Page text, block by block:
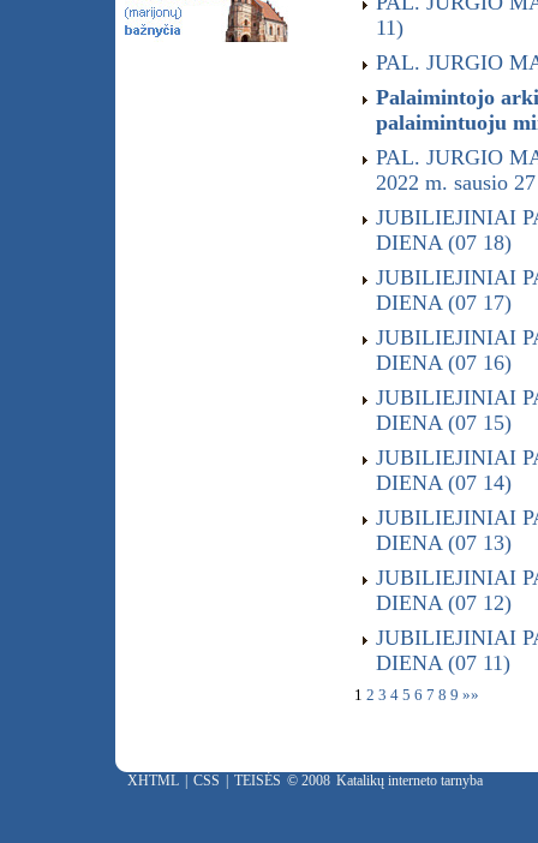
11)
PAL. JURGIO
Palaimintojo
palaimintuoju
PAL. JURGIO
2022 m. sausio
JUBILIEJINIAI
DIENA (07 18)
JUBILIEJINIAI
DIENA (07 17)
JUBILIEJINIAI
DIENA (07 16)
JUBILIEJINIAI
DIENA (07 15)
JUBILIEJINIAI
DIENA (07 14)
JUBILIEJINIAI
DIENA (07 13)
JUBILIEJINIAI
DIENA (07 12)
JUBILIEJINIAI
DIENA (07 11)
1 2 3 4 5 6 7 8 9 »»
XHTML CSS TEISĖS © 2008 Katalikų interneto tarnyba